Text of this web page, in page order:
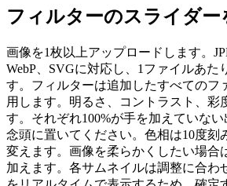
フィルターのスライダー
画像を1枚以上アップロードします。
WebP、SVGに対応し、1ファイルあた
す。フィルターは追加したすべてのフ
用します。明るさ、コントラスト、彩
す。それぞれ100%が手を加えていな
念頭に置いてください。色相は10度刻
変えます。画像を柔らかくしたい場合
加えます。各サムネイルは調整に合わ